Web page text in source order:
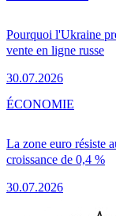
Pourquoi l'Ukraine
vente en ligne russe
30.07.2026
La zone euro résiste
croissance de 0,4 %
30.07.2026
ÉCONOMIE